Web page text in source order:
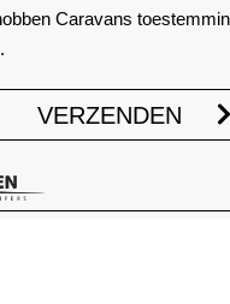
Caravans
VERZENDEN